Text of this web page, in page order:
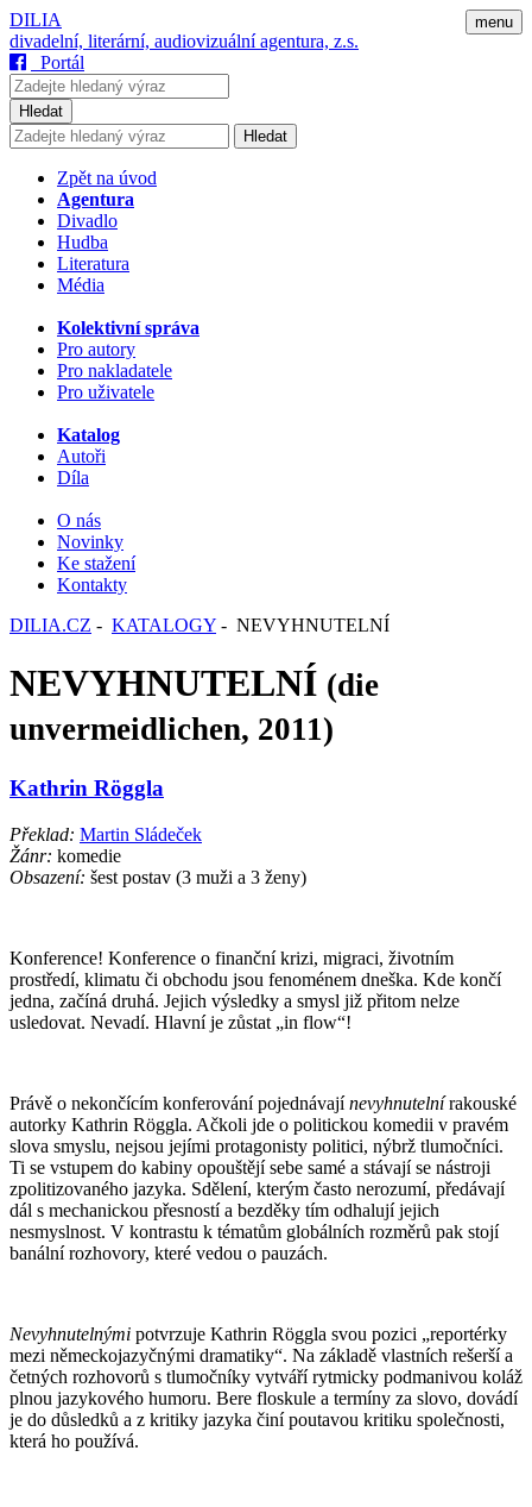
menu
DILIA
divadelní, literární, audiovizuální agentura, z.s.
Portál
Hledat
Hledat
Zpět na úvod
Agentura
Divadlo
Hudba
Literatura
Média
Kolektivní správa
Pro autory
Pro nakladatele
Pro uživatele
Katalog
Autoři
Díla
O nás
Novinky
Ke stažení
Kontakty
DILIA.CZ - KATALOGY - NEVYHNUTELNÍ
NEVYHNUTELNÍ (die
unvermeidlichen, 2011)
Kathrin Röggla
Překlad: Martin Sládeček
Žánr: komedie
Obsazení: šest postav (3 muži a 3 ženy)
Konference! Konference o finanční krizi, migraci, životním
prostředí, klimatu či obchodu jsou fenoménem dneška. Kde končí
jedna, začíná druhá. Jejich výsledky a smysl již přitom nelze
usledovat. Nevadí. Hlavní je zůstat „in flow“!
Právě o nekončícím konferování pojednávajínevyhnutelnírakouské
autorky Kathrin Röggla. Ačkoli jde o politickou komedii v pravém
slova smyslu, nejsou jejími protagonisty politici, nýbrž tlumočníci.
Ti se vstupem do kabiny opouštějí sebe samé a stávají se nástroji
zpolitizovaného jazyka. Sdělení, kterým často nerozumí, předávají
dál s mechanickou přesností a bezděky tím odhalují jejich
nesmyslnost. V kontrastu k tématům globálních rozměrů pak stojí
banální rozhovory, které vedou o pauzách.
Nevyhnutelnými potvrzuje Kathrin Röggla svou pozici „reportérky
mezi německojazyčnými dramatiky“. Na základě vlastních rešerší a
četných rozhovorů s tlumočníky vytváří rytmicky podmanivou koláž
plnou jazykového humoru. Bere floskule a termíny za slovo, dovádí
je do důsledků a z kritiky jazyka činí poutavou kritiku společnosti,
která ho používá.